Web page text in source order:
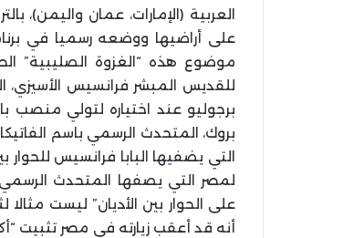
العربية (الإمارات، عمان واليمن)،
موضوع هذه “الغزوة الصليبية”
للقديس المبشر فرانسيس الأسيزي،
بروك، المتحدث الرسمي باسم
لمصر التي يصفها المتحدث الرسمي
على الحوار بين الأديان” ليست
أنه قد أعقب زيارته في مصر تثبيت